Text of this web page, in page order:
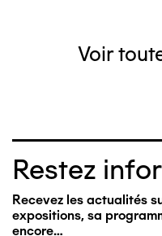
Voir
Restez
Recevez les actualités
expositions, sa
encore…